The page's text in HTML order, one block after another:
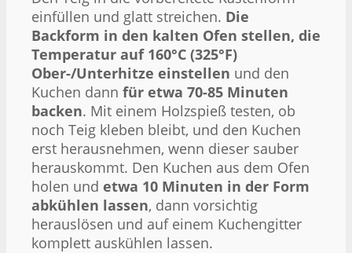
einfüllen und glatt streichen. Die
Backform in den kalten Ofen stellen, die
Temperatur auf 160°C (325°F)
Ober-/Unterhitze einstellen und den
Kuchen dann für etwa 70-85 Minuten
backen. Mit einem Holzspieß testen, ob
noch Teig kleben bleibt, und den Kuchen
erst herausnehmen, wenn dieser sauber
herauskommt. Den Kuchen aus dem Ofen
holen und etwa 10 Minuten in der Form
abkühlen lassen, dann vorsichtig
herauslösen und auf einem Kuchengitter
komplett auskühlen lassen.